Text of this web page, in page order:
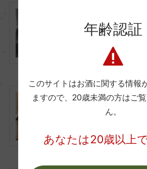
『ワインの添
解説。
ワインのアル
アルコール度
年齢認証
このサイトはお酒に関する情報
ますので、 20歳未満の方はご
ん。
あなたは20歳以上